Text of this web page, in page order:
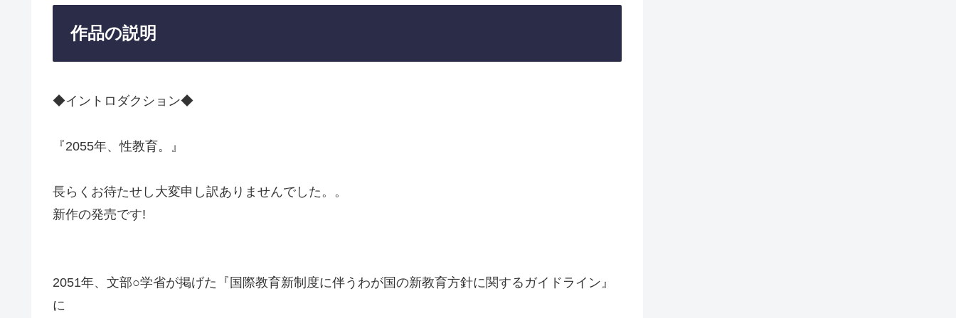
作品の説明
◆イントロダクション◆
『2055年、性教育。』
長らくお待たせし大変申し訳ありませんでした。。
新作の発売です!
2051年、文部○学省が掲げた『国際教育新制度に伴うわが国の新教育方針に関するガイドライン』
に